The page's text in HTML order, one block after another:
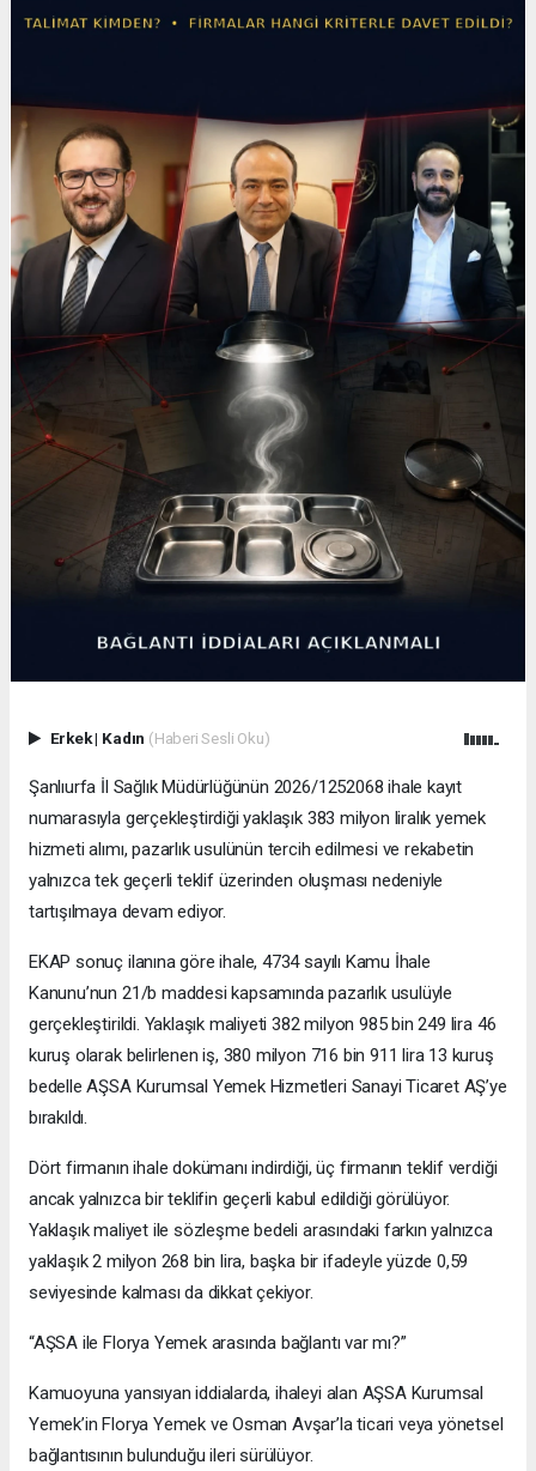
Erkek| Kadın (Haberi Sesli Oku)
Şanlıurfa İl Sağlık Müdürlüğünün 2026/1252068 ihale kayıt
numarasıyla gerçekleştirdiği yaklaşık 383 milyon liralık yemek
hizmeti alımı, pazarlık usulünün tercih edilmesi ve rekabetin
yalnızca tek geçerli teklif üzerinden oluşması nedeniyle
tartışılmaya devam ediyor.
EKAP sonuç ilanına göre ihale, 4734 sayılı Kamu İhale
Kanunu’nun 21/b maddesi kapsamında pazarlık usulüyle
gerçekleştirildi. Yaklaşık maliyeti 382 milyon 985 bin 249 lira 46
kuruş olarak belirlenen iş, 380 milyon 716 bin 911 lira 13 kuruş
bedelle AŞSA Kurumsal Yemek Hizmetleri Sanayi Ticaret AŞ’ye
bırakıldı.
Dört firmanın ihale dokümanı indirdiği, üç firmanın teklif verdiği
ancak yalnızca bir teklifin geçerli kabul edildiği görülüyor.
Yaklaşık maliyet ile sözleşme bedeli arasındaki farkın yalnızca
yaklaşık 2 milyon 268 bin lira, başka bir ifadeyle yüzde 0,59
seviyesinde kalması da dikkat çekiyor.
“AŞSA ile Florya Yemek arasında bağlantı var mı?”
Kamuoyuna yansıyan iddialarda, ihaleyi alan AŞSA Kurumsal
Yemek’in Florya Yemek ve Osman Avşar’la ticari veya yönetsel
bağlantısının bulunduğu ileri sürülüyor.